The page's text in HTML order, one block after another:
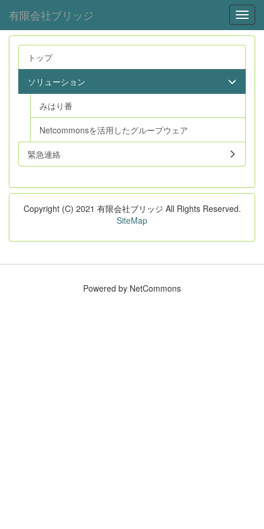
有限会社ブリッジ
トップ
ソリューション
みはり番
Netcommonsを活用したグループウェア
緊急連絡
Copyright (C) 2021 有限会社ブリッジ All Rights Reserved.
SiteMap
Powered by NetCommons